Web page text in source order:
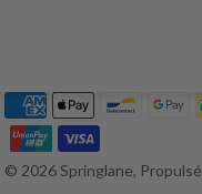
© 2026 Springlane,